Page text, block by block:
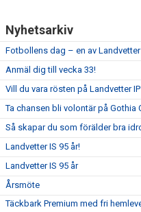
Nyhetsarkiv
Fotbollens dag – en av
Anmäl dig till vecka 33!
Vill du vara rösten på Landvetter
Ta chansen bli volontär på Gothia
Så skapar du som förälder bra
Landvetter IS 95 år!
Landvetter IS 95 år
Årsmöte
Täckbark Premium med fri